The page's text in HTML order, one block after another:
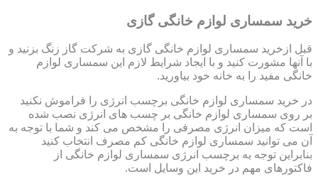
خرید سمساری لوازم خانگی گازی
قبل ازخرید سمساری لوازم خانگی گازی به شرکت گاز زنگ بزنید و
با آنها مشورت کنید و با ایجاد شرایط لازم این سمساری لوازم
خانگی مفید را به خانه خود بیاورید.
در خرید سمساری لوازم خانگی برچسب انرژی را فراموش نکنید
بر روی سمساری لوازم خانگی بر چسب های انرژی نصب شده
است که میزان انرژی مصرفی را مشخص می کند و شما با توجه به
آن می توانید سمساری لوازم خانگی کم مصرف انتخاب کنید
بنابراین توجه به برچسب انرژی سمساری لوازم خانگی از
فاکتورهای مهم در خرید این وسایل است.